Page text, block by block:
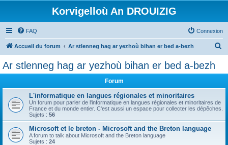
Korvigelloù An DROUIZIG
FAQ Connexion
Accueil du forum Ar stlenneg hag ar yezhoù bihan er bed a-bezh
Ar stlenneg hag ar yezhoù bihan er bed a-bezh
Forum
L'informatique en langues régionales et minoritaires
Un forum pour parler de l'informatique en langues régionales et minoritaires de
France et du monde entier. C'est aussi un espace pour collecter les dépêches.
Sujets : 56
Microsoft et le breton - Microsoft and the Breton language
A forum to talk about Microsoft and the Breton language
Sujets : 24